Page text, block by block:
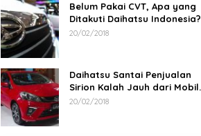
Belum Pakai CVT, Apa yang
Ditakuti Daihatsu Indonesia?
20/02/2018
Daihatsu Santai Penjualan
Sirion Kalah Jauh dari Mobil
LCGC
20/02/2018